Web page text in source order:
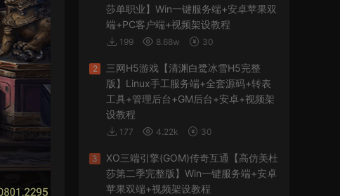
莎单职业】Win一键服务端+安卓苹果双
端+PC客户端+视频架设教程
199 8.68w 30
2
三网H5游戏【清渊白鹭冰雪H5完整
版】Linux手工服务端+全套源码+转表
工具+管理后台+GM后台+安卓+视频架
设教程
177 4.22k 30
3
XO三端引擎(GOM)传奇互通【高仿美杜
莎第二季完整版】Win一键服务端+安卓
苹果双端+视频架设教程